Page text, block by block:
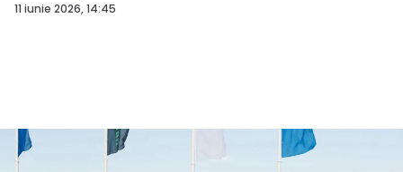
11 iunie 2026, 14:45